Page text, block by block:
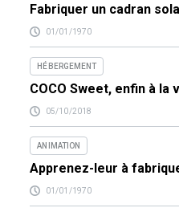
Fabriquer un cadran
01/01/1970
HÉBERGEMENT
COCO Sweet, enfin à la
05/10/2018
ANIMATION
Apprenez-leur à
01/01/1970